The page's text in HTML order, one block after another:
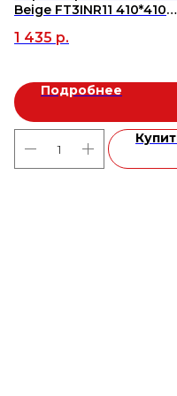
Beige FT3INR11 410*410
1 435 р.
Подробнее